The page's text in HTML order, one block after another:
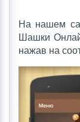
На нашем
Шашки
нажав на